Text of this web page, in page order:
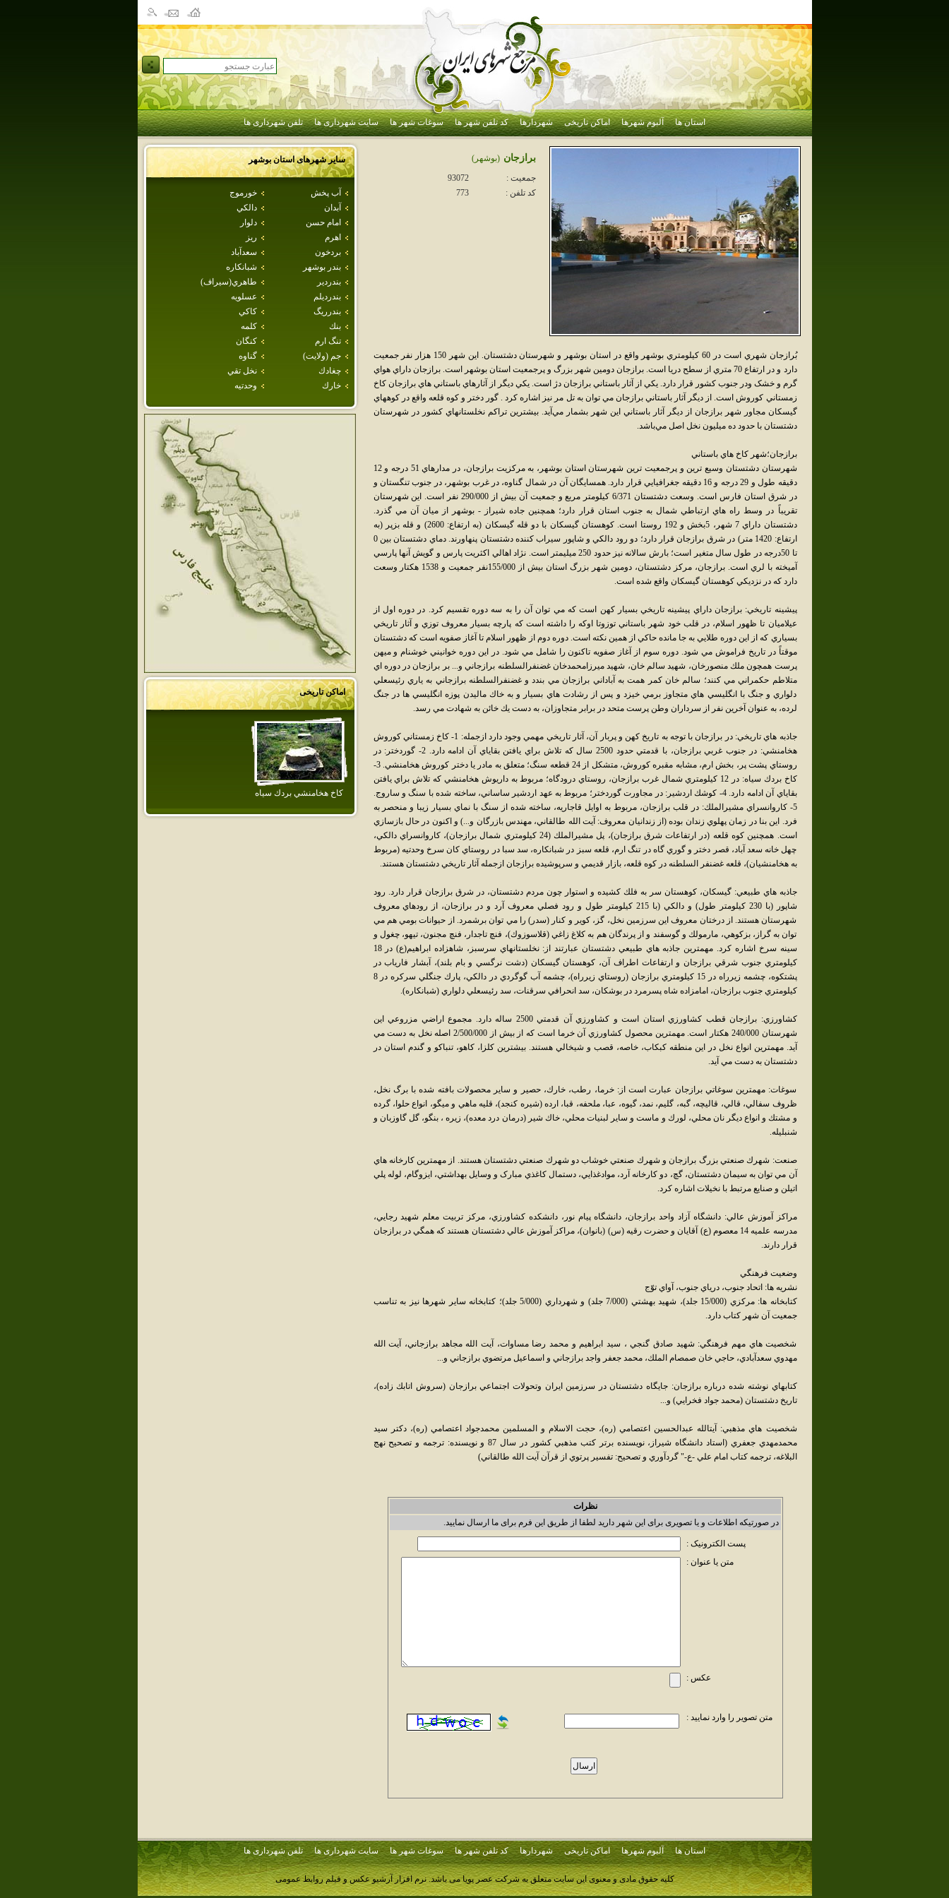
استان ها آلبوم شهرها اماکن تاریخی شهردارها کد تلفن شهر ها سوغات شهر ها سایت شهرداری ها تلفن شهرداری ها
سایر شهرهای استانبوشهر
آب پخش
خورموج
آبدان
دالكي
امام حسن
دلوار
اهرم
ريز
بردخون
سعدآباد
بندر بوشهر
شبانكاره
بندردير
طاهري(سيراف)
بندرديلم
عسلويه
بندرريگ
كاكي
بنك
كلمه
تنگ ارم
كنگان
جم (ولايت)
گناوه
چغادك
نخل تقي
خارك
وحدتيه
اماکن تاریخی
كاخ هخامنشي بردك سياه
برازجان (بوشهر)
جمعیت :
93072
کد تلفن :
773
بُرازجان شهري است در 60 کيلومتري بوشهر واقع در استان بوشهر و شهرستان دشتستان. اين شهر 150 هزار نفر جمعيت
دارد و در ارتفاع 70 متري از سطح دريا است. برازجان دومين شهر بزرگ و پرجمعيت استان بوشهر است. برازجان داراي هواي
گرم و خشک ودر جنوب کشور قرار دارد. يکي از آثار باستاني برازجان دژ است. يکي ديگر از آثارهاي باستاني هاي برازجان کاخ
زمستاني کوروش است. از ديگر آثار باستاني برازجان مي توان به تل مر نيز اشاره كرد . گور دختر و کوه قلعه واقع در کوههاي
گيسکان مجاور شهر برازجان از ديگر آثار باستاني اين شهر بشمار مي‌آيد. بيشترين تراکم نخلستانهاي کشور در شهرستان
دشتستان با حدود ده ميليون نخل اصل مي‌باشد.
برازجان؛شهر كاخ هاي باستاني
شهرستان دشتستان وسيع ترين و پرجمعيت ترين شهرستان استان بوشهر، به مركزيت برازجان، در مدارهاي 51 درجه و 12
دقيقه طول و 29 درجه و 16 دقيقه جغرافيايي قرار دارد. همسايگان آن در شمال گناوه، در غرب بوشهر، در جنوب تنگستان و
در شرق استان فارس است. وسعت دشتستان 6‎/371 كيلومتر مربع و جمعيت آن بيش از 290‎/000 نفر است. اين شهرستان
تقريباً در وسط راه هاي ارتباطي شمال به جنوب استان قرار دارد؛ همچنين جاده شيراز - بوشهر از ميان آن مي گذرد.
دشتستان داراي 7 شهر، 5بخش و 192 روستا است. كوهستان گيسكان با دو قله گيسكان (به ارتفاع: 2600) و قله بزپر (به
ارتفاع: 1420 متر) در شرق برازجان قرار دارد؛ دو رود دالكي و شاپور سيراب كننده دشتستان پنهاورند. دماي دشتستان بين 0
تا 50درجه در طول سال متغير است؛ بارش سالانه نيز حدود 250 ميليمتر است. نژاد اهالي اكثريت پارس و گويش آنها پارسي
آميخته با لري است. برازجان، مركز دشتستان، دومين شهر بزرگ استان بيش از 155‎/000نفر جمعيت و 1538 هكتار وسعت
دارد كه در نزديكي كوهستان گيسكان واقع شده است.
پيشينه تاريخي: برازجان داراي پيشينه تاريخي بسيار كهن است كه مي توان آن را به سه دوره تقسيم كرد. در دوره اول از
عيلاميان تا ظهور اسلام، در قلب خود شهر باستاني توزوتا اوكه را داشته است كه پارچه بسيار معروف توزي و آثار تاريخي
بسياري كه از اين دوره طلايي به جا مانده حاكي از همين نكته است. دوره دوم از ظهور اسلام تا آغاز صفويه است كه دشتستان
موقتاً در تاريخ فراموش مي شود. دوره سوم از آغاز صفويه تاكنون را شامل مي شود. در اين دوره خوانيني خوشنام و ميهن
پرست همچون ملك منصورخان، شهيد سالم خان، شهيد ميرزامحمدخان غضنفرالسلطنه برازجاني و... بر برازجان در دوره اي
متلاطم حكمراني مي كنند؛ سالم خان كمر همت به آباداني برازجان مي بندد و غضنفرالسلطنه برازجاني به ياري رئيسعلي
دلواري و جنگ با انگليسي هاي متجاوز برمي خيزد و پس از رشادت هاي بسيار و به خاك ماليدن پوزه انگليسي ها در جنگ
لرده، به عنوان آخرين نفر از سرداران وطن پرست متحد در برابر متجاوزان، به دست يك خائن به شهادت مي رسد.
جاذبه هاي تاريخي: در برازجان با توجه به تاريخ كهن و پربار آن، آثار تاريخي مهمي وجود دارد ازجمله: 1- كاخ زمستاني كوروش
هخامنشي: در جنوب غربي برازجان، با قدمتي حدود 2500 سال كه تلاش براي يافتن بقاياي آن ادامه دارد. 2- گوردختر: در
روستاي پشت پر، بخش ارم، مشابه مقبره كوروش، متشكل از 24 قطعه سنگ؛ متعلق به مادر يا دختر كوروش هخامنشي. 3-
كاخ بردك سياه: در 12 كيلومتري شمال غرب برازجان، روستاي درودگاه؛ مربوط به داريوش هخامنشي كه تلاش براي يافتن
بقاياي آن ادامه دارد. 4- كوشك اردشير: در مجاورت گوردختر؛ مربوط به عهد اردشير ساساني، ساخته شده با سنگ و ساروج.
5- كاروانسراي مشيرالملك: در قلب برازجان، مربوط به اوايل قاجاريه، ساخته شده از سنگ با نماي بسيار زيبا و منحصر به
فرد. اين بنا در زمان پهلوي زندان بوده (از زندانيان معروف: آيت الله طالقاني، مهندس بازرگان و...) و اكنون در حال بازسازي
است. همچنين كوه قلعه (در ارتفاعات شرق برازجان)، پل مشيرالملك (24 كيلومتري شمال برازجان)، كاروانسراي دالكي،
چهل خانه سعد آباد، قصر دختر و گوري گاه در تنگ ارم، قلعه سبز در شبانكاره، سد سبا در روستاي كان سرخ وحدتيه (مربوط
به هخامنشيان)، قلعه غضنفر السلطنه در كوه قلعه، بازار قديمي و سرپوشيده برازجان ازجمله آثار تاريخي دشتستان هستند.
جاذبه هاي طبيعي: گيسكان، كوهستان سر به فلك كشيده و استوار چون مردم دشتستان، در شرق برازجان قرار دارد. رود
شاپور (با 230 كيلومتر طول) و دالكي (با 215 كيلومتر طول و رود فصلي معروف آرد و در برازجان، از رودهاي معروف
شهرستان هستند. از درختان معروف اين سرزمين نخل، گز، كوير و كنار (سدر) را مي توان برشمرد. از حيوانات بومي هم مي
توان به گراز، بزكوهي، مارمولك و گوسفند و از پرندگان هم به كلاغ زاغي (قلاسوزوك)، فنچ تاجدار، فنچ مجنون، تيهو، چغول و
سينه سرخ اشاره كرد. مهمترين جاذبه هاي طبيعي دشتستان عبارتند از: نخلستانهاي سرسبز، شاهزاده ابراهيم(ع) در 18
كيلومتري جنوب شرقي برازجان و ارتفاعات اطراف آن، كوهستان گيسكان (دشت نرگسي و بام بلند)، آبشار فارياب در
پشتكوه، چشمه زيرراه در 15 كيلومتري برازجان (روستاي زيرراه)، چشمه آب گوگردي در دالكي، پارك جنگلي سركره در 8
كيلومتري جنوب برازجان، امامزاده شاه پسرمرد در بوشكان، سد انحرافي سرقنات، سد رئيسعلي دلواري (شبانكاره).
كشاورزي: برازجان قطب كشاورزي استان است و كشاورزي آن قدمتي 2500 ساله دارد. مجموع اراضي مزروعي اين
شهرستان 240‎/000 هكتار است. مهمترين محصول كشاورزي آن خرما است كه از بيش از 2‎/500‎/000 اصله نخل به دست مي
آيد. مهمترين انواع نخل در اين منطقه كبكاب، خاصه، قصب و شيخالي هستند. بيشترين كلزا، كاهو، تنباكو و گندم استان در
دشتستان به دست مي آيد.
سوغات: مهمترين سوغاتي برازجان عبارت است از: خرما، رطب، خارك، حصير و ساير محصولات بافته شده با برگ نخل،
ظروف سفالي، قالي، قاليچه، گبه، گليم، نمد، گيوه، عبا، ملحفه، قبا، ارده (شيره كنجد)، قليه ماهي و ميگو، انواع حلوا، گرده
و مشتك و انواع ديگر نان محلي، لورك و ماست و ساير لبنيات محلي، خاك شير (درمان درد معده)، زيره ، بنگو، گل گاوزبان و
شنبليله.
صنعت: شهرك صنعتي بزرگ برازجان و شهرك صنعتي خوشاب دو شهرك صنعتي دشتستان هستند. از مهمترين كارخانه هاي
آن مي توان به سيمان دشتستان، گچ، دو كارخانه آرد، موادغذايي، دستمال كاغذي مبارک و وسايل بهداشتي، ايزوگام، لوله پلي
اتيلن و صنايع مرتبط با نخيلات اشاره كرد.
مراكز آموزش عالي: دانشگاه آزاد واحد برازجان، دانشگاه پيام نور، دانشكده كشاورزي، مركز تربيت معلم شهيد رجايي،
مدرسه علميه 14 معصوم (ع) آقايان و حضرت رقيه (س) (بانوان)، مراكز آموزش عالي دشتستان هستند كه همگي در برازجان
قرار دارند.
وضعيت فرهنگي
نشريه ها: اتحاد جنوب، درياي جنوب، آواي توّج
كتابخانه ها: مركزي (15‎/000 جلد)، شهيد بهشتي (7‎/000 جلد) و شهرداري (5‎/000 جلد)؛ كتابخانه ساير شهرها نيز به تناسب
جمعيت آن شهر كتاب دارد.
شخصيت هاي مهم فرهنگي: شهيد صادق گنجي ، سيد ابراهيم و محمد رضا مساوات، آيت الله مجاهد برازجاني، آيت الله
مهدوي سعدآبادي، حاجي خان صمصام الملك، محمد جعفر واجد برازجاني و اسماعيل مرتضوي برازجاني و...
كتابهاي نوشته شده درباره برازجان: جايگاه دشتستان در سرزمين ايران وتحولات اجتماعي برازجان (سروش اتابك زاده)،
تاريخ دشتستان (محمد جواد فخرايي) و...
شخصيت هاي مذهبي: آيت‏الله عبدالحسين اعتصامي (ره)، حجت الاسلام و المسلمين محمدجواد اعتصامي (ره)، دکتر سيد
محمدمهدي جعفري (استاد دانشگاه شيراز، نويسنده برتر کتب مذهبي کشور در سال 87 و نويسنده: ترجمه و تصحيح نهج
البلاغه، ترجمه کتاب امام علي -ع-" گردآوري و تصحيح: تفسير پرتوي از قرآن آيت الله طالقاني)
نظرات
در صورتیکه اطلاعات و یا تصویری برای این شهر دارید لطفا از طریق این فرم برای ما ارسال نمایید.
پست الکترونیک :
متن یا عنوان :
عکس :
متن تصویر را وارد نمایید :
استان ها آلبوم شهرها اماکن تاریخی شهردارها کد تلفن شهر ها سوغات شهر ها سایت شهرداری ها تلفن شهرداری ها
کلیه حقوق مادی و معنوی این سایت متعلق به شرکت عصر پویا می باشد.نرم افزار آرشیو عکس و فیلم روابط عمومی